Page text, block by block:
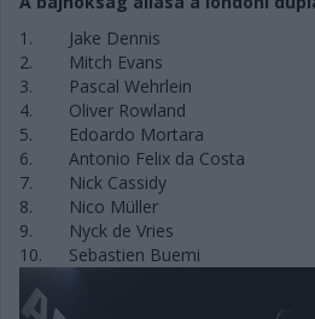
1.
Jake Dennis
2.
Mitch Evans
3.
Pascal Wehrlein
4.
Oliver Rowland
5.
Edoardo Mortara
6.
Antonio Felix da Costa
7.
Nick Cassidy
8.
Nico Müller
9.
Nyck de Vries
10.
Sebastien Buemi